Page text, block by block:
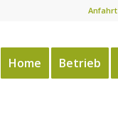
Anfahrt
Home Betrieb